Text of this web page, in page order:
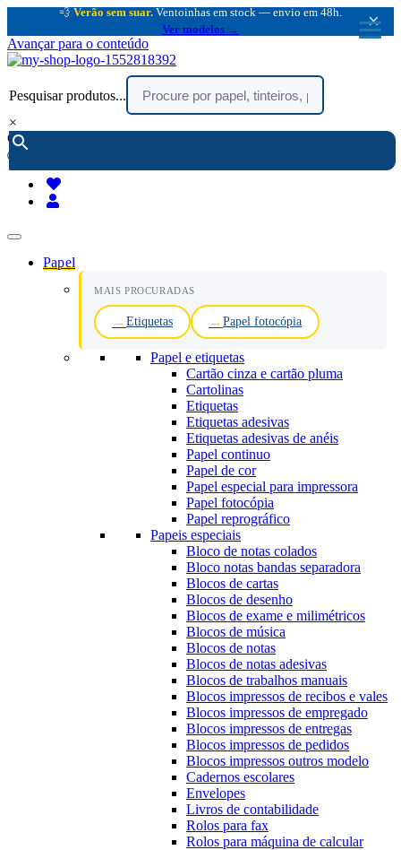
💨 Verão sem suar. Ventoinhas em stock — envio em 48h.
Ver modelos →
×
Avançar para o conteúdo
Pesquisar produtos...
×
encomendar por telefone :
(chamada rede fixa nacional)
Papel
MAIS PROCURADAS
Etiquetas Papel fotocópia
Papel e etiquetas
Cartão cinza e cartão pluma
Cartolinas
Etiquetas
Etiquetas adesivas
Etiquetas adesivas de anéis
Papel continuo
Papel de cor
Papel especial para impressora
Papel fotocópia
Papel reprográfico
Papeis especiais
Bloco de notas colados
Bloco notas bandas separadora
Blocos de cartas
Blocos de desenho
Blocos de exame e milimétricos
Blocos de música
Blocos de notas
Blocos de notas adesivas
Blocos de trabalhos manuais
Blocos impressos de recibos e vales
Blocos impressos de empregado
Blocos impressos de entregas
Blocos impressos de pedidos
Blocos impressos outros modelo
Cadernos escolares
Envelopes
Livros de contabilidade
Rolos para fax
Rolos para máquina de calcular